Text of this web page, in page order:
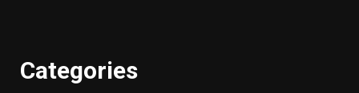
Categories